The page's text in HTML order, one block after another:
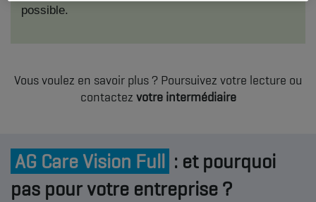
possible.
Vous voulez en savoir plus ? Poursuivez votre lecture ou
contactez votre intermédiaire
AG Care Vision Full : et pourquoi
pas pour votre entreprise ?